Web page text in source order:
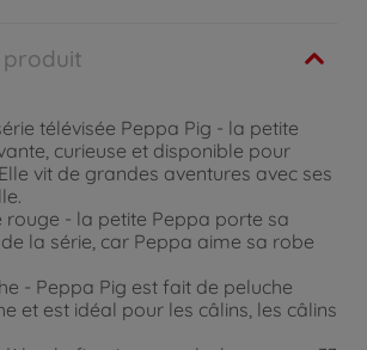
télévisée Peppa Pig - la petite
curieuse et disponible pour
vit de grandes aventures avec ses
rouge - la petite Peppa porte sa
la série, car Peppa aime sa robe
- Peppa Pig est fait de peluche
et est idéal pour les câlins, les câlins